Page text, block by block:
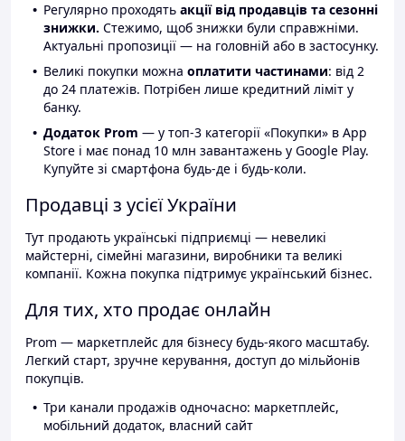
Регулярно проходять акції від продавців та сезонні
знижки. Стежимо, щоб знижки були справжніми.
Актуальні пропозиції — на головній або в застосунку.
Великі покупки можна оплатити частинами: від 2
до 24 платежів. Потрібен лише кредитний ліміт у
банку.
Додаток Prom — у топ-3 категорії «Покупки» в App
Store і має понад 10 млн завантажень у Google Play.
Купуйте зі смартфона будь-де і будь-коли.
Продавці з усієї України
Тут продають українські підприємці — невеликі
майстерні, сімейні магазини, виробники та великі
компанії. Кожна покупка підтримує український бізнес.
Для тих, хто продає онлайн
Prom — маркетплейс для бізнесу будь-якого масштабу.
Легкий старт, зручне керування, доступ до мільйонів
покупців.
Три канали продажів одночасно: маркетплейс,
мобільний додаток, власний сайт